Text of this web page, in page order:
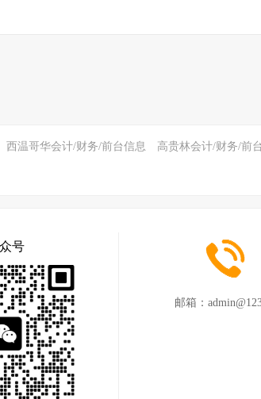
西温哥华会计/财务/前台信息
高贵林会计/财务/前
号
邮箱：